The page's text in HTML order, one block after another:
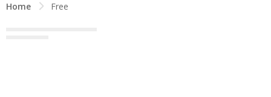
Home Free